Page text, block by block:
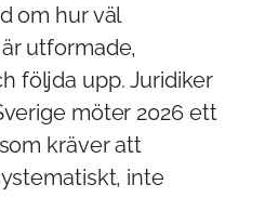
om hur väl
utformade,
följda upp. Juridiker
möter 2026 ett
kräver att
inte